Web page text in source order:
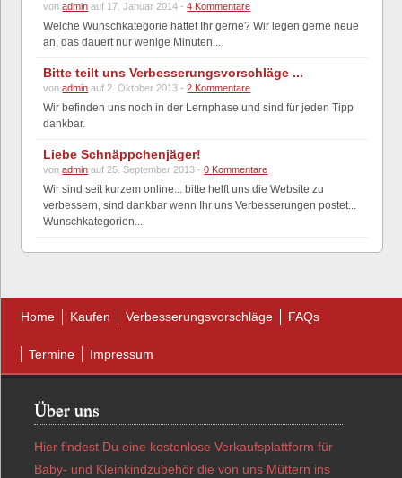
vonadmin auf 17. Januar 2014 -4 Kommentare
Welche Wunschkategorie hättet Ihr gerne? Wir legen gerne neue
an, das dauert nur wenige Minuten...
Bitte teilt uns Verbesserungsvorschläge ...
vonadmin auf 2. Oktober 2013 -2 Kommentare
Wir befinden uns noch in der Lernphase und sind für jeden Tipp
dankbar.
Liebe Schnäppchenjäger!
vonadmin auf 25. September 2013 -0 Kommentare
Wir sind seit kurzem online... bitte helft uns die Website zu
verbessern, sind dankbar wenn Ihr uns Verbesserungen postet...
Wunschkategorien...
Home Kaufen Verbesserungsvorschläge FAQs
Termine Impressum
Über uns
Hier findest Du eine kostenlose Verkaufsplattform für
Baby- und Kleinkindzubehör die von uns Müttern ins